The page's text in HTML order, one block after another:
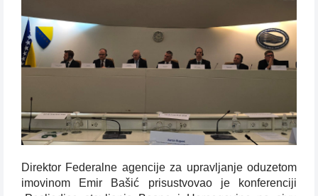
Direktor Federalne agencije za upravljanje oduzetom
imovinom Emir Bašić prisustvovao je konferenciji